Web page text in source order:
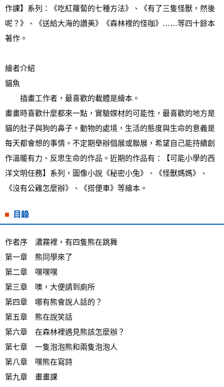
作課】系列：《吃紅蘿蔔的七種方法》、《有了三隻怪獸，然後
呢？》、《送給大海的讚美》《森林裡的怪咖》……等四十餘本
著作。
繪者介紹
貓魚
插畫工作者，最喜歡的載體是繪本。
畫畫時喜歡什麼都來一點，實驗媒材的可能性，最喜歡的地方是
貓的肚子與狗的鼻子。動物的處境，生活的態度與生命的意義是
每天都會想的事情。不定期舉辦個展或聯展，希望自己能持續創
作溫暖有力、反思生命的作品。近期的作品有：【可能小學的西
洋文明任務】系列，圖像小說《秘密小兔》、《怪獸媽媽》、
《沒有公雞怎麼辦》、《搭便車》等繪本。
目錄
作者序　濃霧裡，有四隻熊在跳舞
第一章　熊同學來了
第二章　嘿嘿嘿
第三章　噢，大便請到廁所
第四章　哪有熊會說人話的？
第五章　熊在說笑話
第六章　在森林裡遇見熊該怎麼辦？
第七章　一隻泡泡熊和兩隻泡泡人
第八章　嘿熊在寫詩
第九章　畫畫課